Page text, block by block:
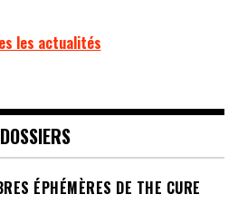
les actualités
DOSSIERS
ÉPHÉMÈRES DE THE CURE